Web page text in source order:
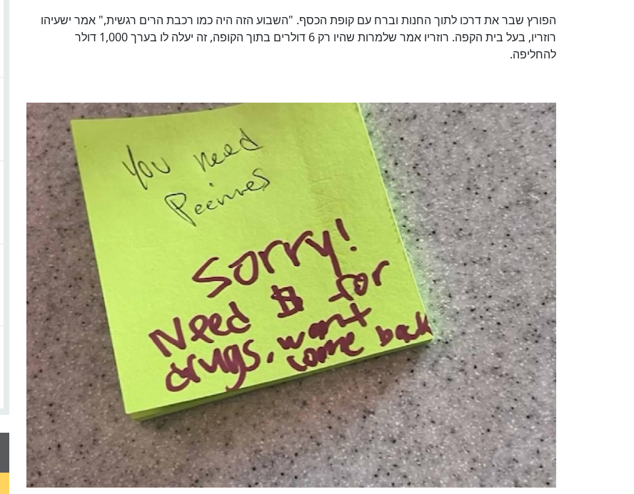
הפורץ שבר את דרכו לתוך החנות וברח עם קופת הכסף. "השבוע הזה היה כמו רכבת הרים רגשית," אמר ישעיהו
רוזריו, בעל בית הקפה. רוזריו אמר שלמרות שהיו רק 6 דולרים בתוך הקופה, זה יעלה לו בערך 1,000 דולר
להחליפה.